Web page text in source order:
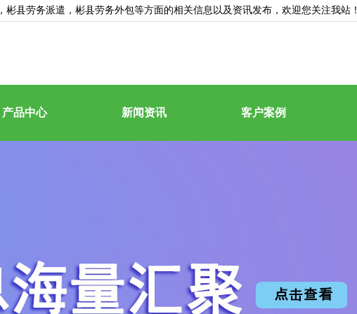
，彬县劳务派遣，彬县劳务外包等方面的相关信息以及资讯发布，欢迎您关注我站！
产品中心 新闻资讯 客户案例